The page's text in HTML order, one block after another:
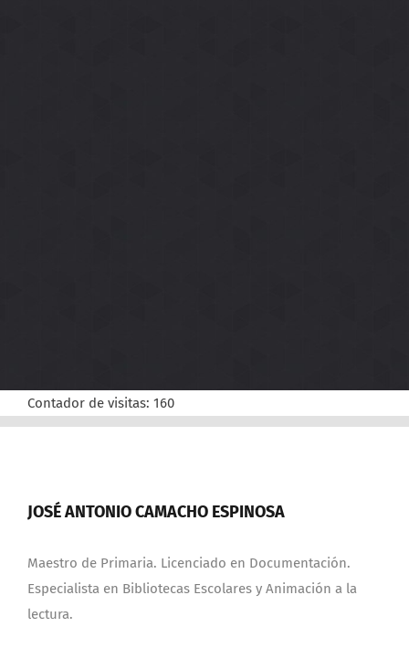
Contador de visitas: 160
JOSÉ ANTONIO CAMACHO ESPINOSA
Maestro de Primaria. Licenciado en Documentación.
Especialista en Bibliotecas Escolares y Animación a la
lectura.